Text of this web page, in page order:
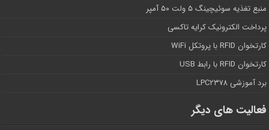
منبع تغذیه سوئیچینگ ۵ ولت ۵۰ آمپر
پرداخت الکترونیک کرایه تاکسی
کارتخوان RFID با پروتکل WiFi
کارتخوان RFID با رابط USB
برد آموزشی LPC۲۳۷۸
فعالیت های دیگر